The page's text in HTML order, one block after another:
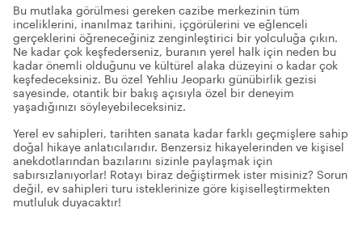
Bu mutlaka görülmesi gereken cazibe merkezinin tüm
inceliklerini, inanılmaz tarihini, içgörülerini ve eğlenceli
gerçeklerini öğreneceğiniz zenginleştirici bir yolculuğa çıkın.
Ne kadar çok keşfederseniz, buranın yerel halk için neden bu
kadar önemli olduğunu ve kültürel alaka düzeyini o kadar çok
keşfedeceksiniz. Bu özel Yehliu Jeoparkı günübirlik gezisi
sayesinde, otantik bir bakış açısıyla özel bir deneyim
yaşadığınızı söyleyebileceksiniz.
Yerel ev sahipleri, tarihten sanata kadar farklı geçmişlere sahip
doğal hikaye anlatıcılarıdır. Benzersiz hikayelerinden ve kişisel
anekdotlarından bazılarını sizinle paylaşmak için
sabırsızlanıyorlar! Rotayı biraz değiştirmek ister misiniz? Sorun
değil, ev sahipleri turu isteklerinize göre kişiselleştirmekten
mutluluk duyacaktır!